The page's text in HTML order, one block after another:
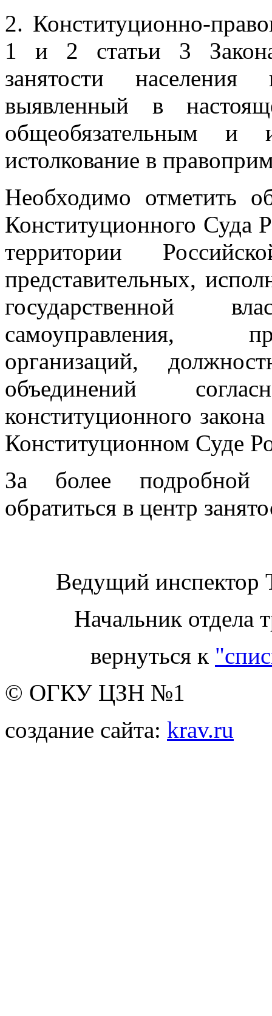
2. Конституционно-
1 и 2 статьи 3
занятости
выявленный в
общеобязательным
истолкование в
Необходимо отметить
Конституционного Суда
территории
представительных,
государственной
самоуправления,
организаций,
объединений
конституционного
Конституционном Суде
За более подробной
обратиться в центр
Ведущий
Начальник отдела
вернуться к
© ОГКУ ЦЗН №1
создание сайта: krav.ru